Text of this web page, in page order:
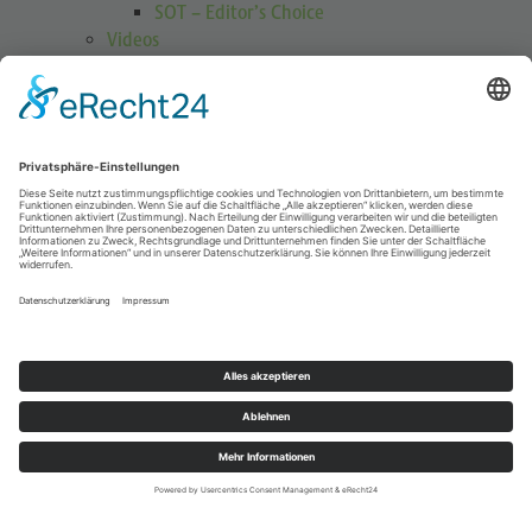
SOT – Editor’s Choice
Videos
Schulterübungen
Höhenmedizin
Publikationen
Publikationen